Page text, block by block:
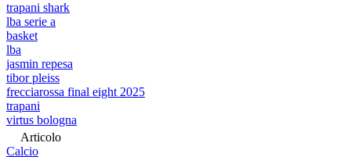
trapani shark
lba serie a
basket
lba
jasmin repesa
tibor pleiss
frecciarossa final eight 2025
trapani
virtus bologna
Articolo
Calcio